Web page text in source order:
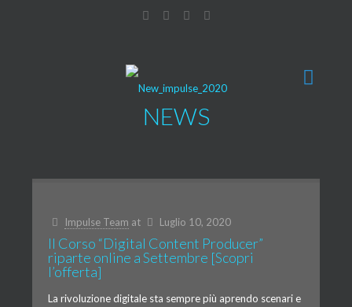
NEWS
Impulse Team at Luglio 10, 2020
Il Corso “Digital Content Producer”
riparte online a Settembre [Scopri
l’offerta]
La rivoluzione digitale sta sempre più aprendo scenari e